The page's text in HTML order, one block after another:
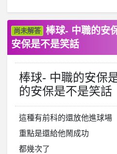
尚未解答
棒球- 中職的安
安保是不是笑話
棒球- 中職的安保
的安保是不是笑話
這種有前科的還放他進球場
重點是還給他鬧成功
都幾次了